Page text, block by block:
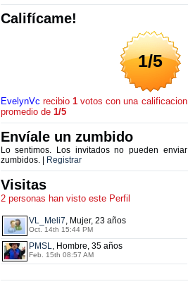
Califícame!
1/5
EvelynVc recibio 1votos con una calificacion
promedio de 1/5
Envíale un zumbido
Lo sentimos. Los invitados no pueden enviar
zumbidos. |
Registrar
Visitas
2 personas han visto este Perfil
VL_Meli7, Mujer, 23 años
Oct. 14th 15:44 PM
PMSL, Hombre, 35 años
Feb. 15th 08:57 AM